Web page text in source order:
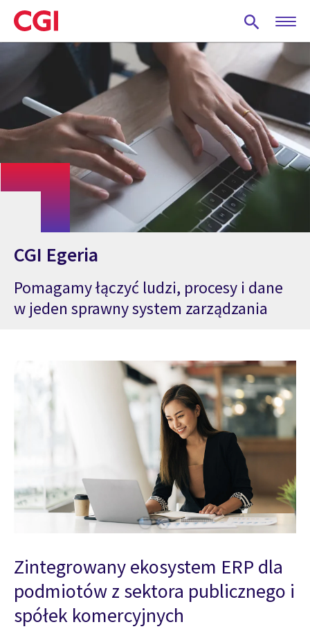
Skip
to
main
content
CGI Egeria
Pomagamy łączyć ludzi, procesy i dane
w jeden sprawny system zarządzania
Zintegrowany ekosystem ERP dla
podmiotów z sektora publicznego i
spółek komercyjnych